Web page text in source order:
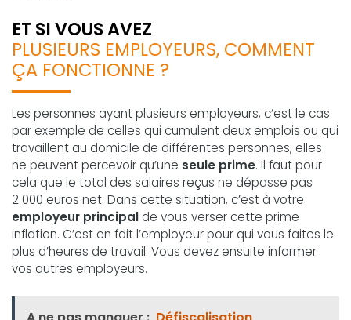
ET SI VOUS AVEZ
PLUSIEURS EMPLOYEURS, COMMENT
ÇA FONCTIONNE ?
Les personnes ayant plusieurs employeurs, c‘est le cas
par exemple de celles qui cumulent deux emplois ou qui
travaillent au domicile de différentes personnes, elles
ne peuvent percevoir qu’une seule prime. Il faut pour
cela que le total des salaires reçus ne dépasse pas
2 000 euros net. Dans cette situation, c’est à votre
employeur principal de vous verser cette prime
inflation. C’est en fait l’employeur pour qui vous faites le
plus d’heures de travail. Vous devez ensuite informer
vos autres employeurs.